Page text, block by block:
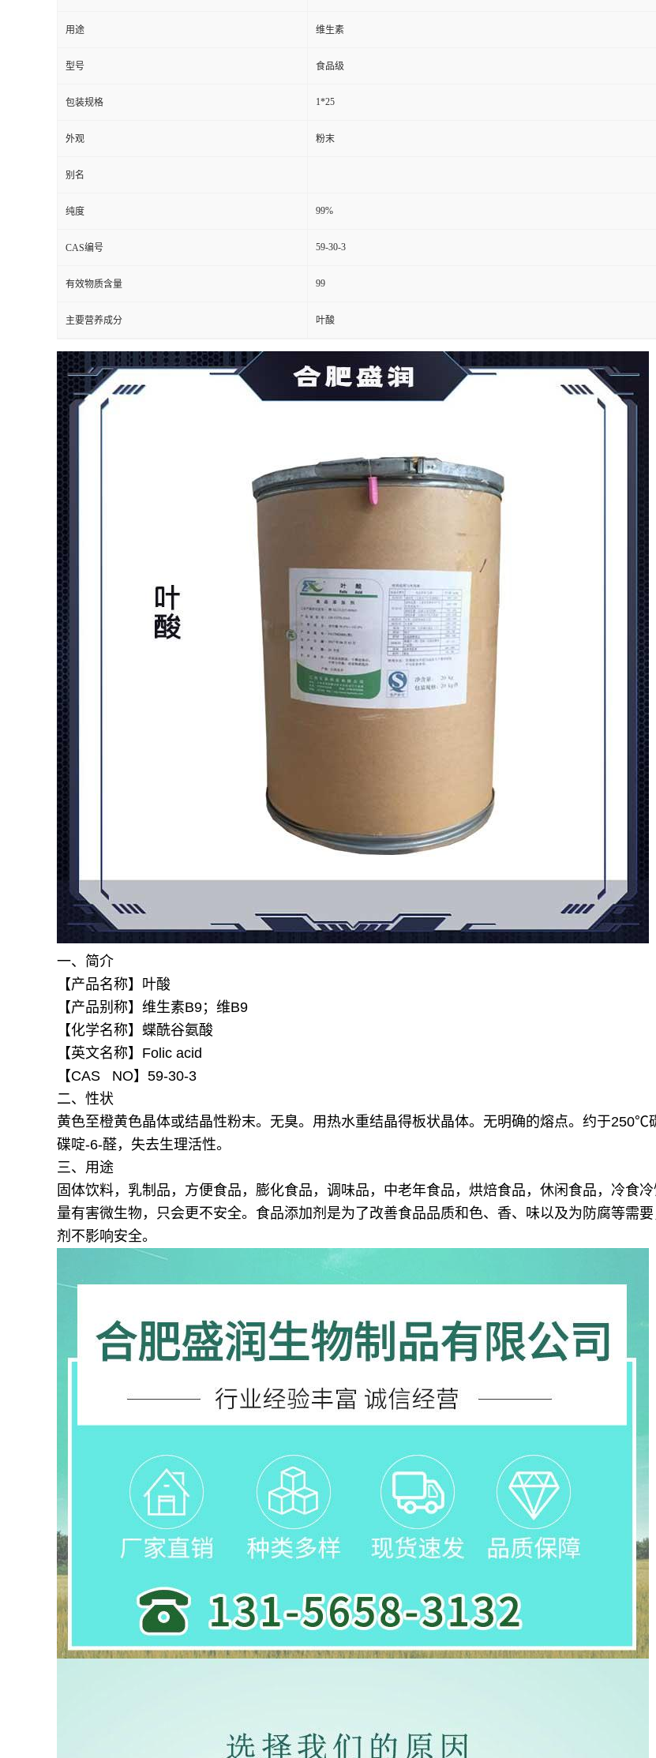
用途 维生素
型号 食品级
包装规格 1*25
外观 粉末
别名
纯度 99%
CAS编号 59-30-3
有效物质含量 99
主要营养成分 叶酸
一、简介
【产品名称】叶酸
【产品别称】维生素B9；维B9
【化学名称】蝶酰谷氨酸
【英文名称】Folic acid
【CAS NO】59-30-3
二、性状
黄色至橙黄色晶体或结晶性粉末。无臭。用热水重结晶得板状晶体。无明确的熔点。约于
碟啶-6-醛，失去生理活性。
三、用途
固体饮料，乳制品，方便食品，膨化食品，调味品，中老年食品，烘焙食品，休闲食品，冷食
量有害微生物，只会更不安全。食品添加剂是为了改善食品品质和色、香、味以及为防腐等需
剂不影响安全。